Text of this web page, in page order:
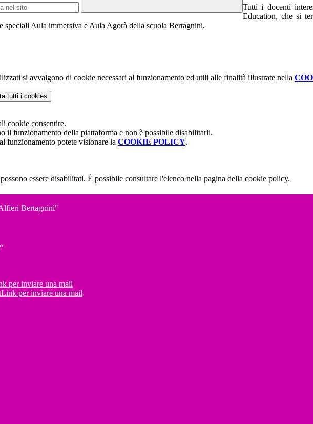
Tutti i docenti
Education, che si
Aula immersiva e Aula Agorà della scuola Bertagnini.
si avvalgono di cookie necessari al funzionamento ed utili alle finalità illustrate nella
tutti i cookies
cookie consentire.
il funzionamento della piattaforma e non è possibile disabilitarli.
funzionamento potete visionare la COOKIE POLICY.
essere disabilitati. È possibile consultare l'elenco nella pagina della cookie policy.
Bertagnini"
per inviare una mail
Link per inviare una mail